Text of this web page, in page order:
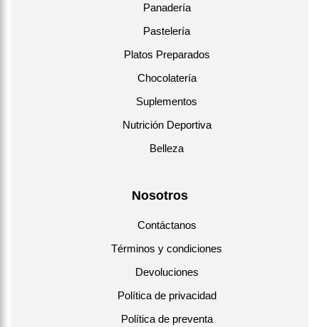
Panadería
Pastelería
Platos Preparados
Chocolatería
Suplementos
Nutrición Deportiva
Belleza
Nosotros
Contáctanos
Términos y condiciones
Devoluciones
Política de privacidad
Política de preventa